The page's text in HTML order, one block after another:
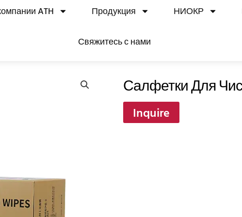
ATH Продукция НИОКР
Свяжитесь с нами
Салфетки Для
Inquire